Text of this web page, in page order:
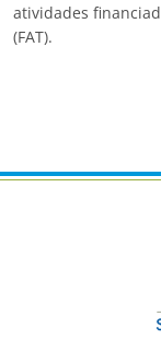
atividades
(FAT).